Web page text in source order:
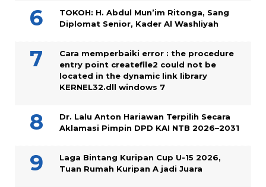
TOKOH: H. Abdul Mun’im Ritonga, Sang
Diplomat Senior, Kader Al Washliyah
Cara memperbaiki error : the procedure
entry point createfile2 could not be
located in the dynamic link library
KERNEL32.dll windows 7
Dr. Lalu Anton Hariawan Terpilih Secara
Aklamasi Pimpin DPD KAI NTB 2026–2031
Laga Bintang Kuripan Cup U-15 2026,
Tuan Rumah Kuripan A jadi Juara